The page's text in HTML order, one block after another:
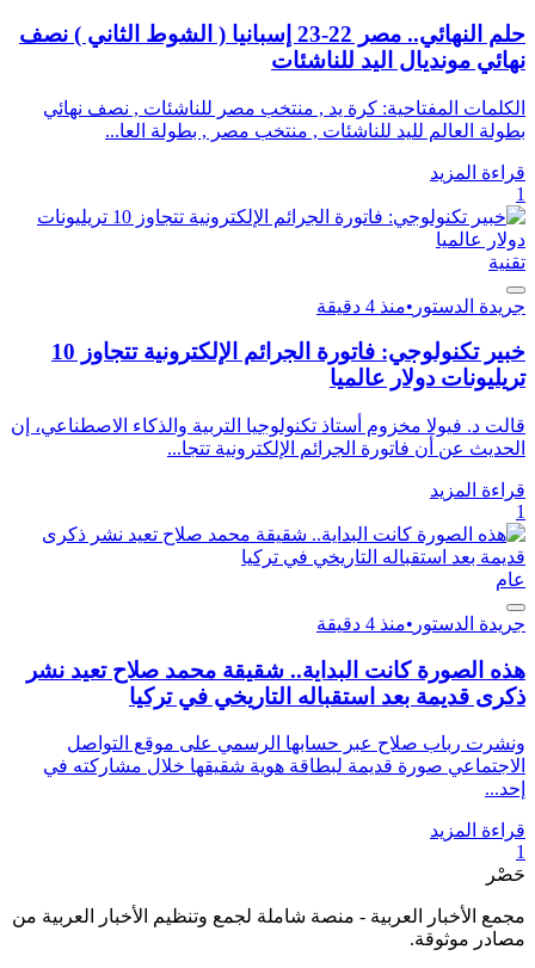
حلم النهائي.. مصر 22-23 إسبانيا ( الشوط الثاني ) نصف
نهائي مونديال اليد للناشئات
الكلمات المفتاحية: كرة يد , منتخب مصر للناشئات , نصف نهائي
بطولة العالم لليد للناشئات , منتخب مصر , بطولة العا...
قراءة المزيد
1
تقنية
جريدة الدستور •منذ 4 دقيقة
خبير تكنولوجي: فاتورة الجرائم الإلكترونية تتجاوز 10
تريليونات دولار عالميا
قالت د. فيولا مخزوم أستاذ تكنولوجيا التربية والذكاء الاصطناعي، إن
الحديث عن أن فاتورة الجرائم الإلكترونية تتجا...
قراءة المزيد
1
عام
جريدة الدستور •منذ 4 دقيقة
هذه الصورة كانت البداية.. شقيقة محمد صلاح تعيد نشر
ذكرى قديمة بعد استقباله التاريخي في تركيا
ونشرت رباب صلاح عبر حسابها الرسمي على موقع التواصل
الاجتماعي صورة قديمة لبطاقة هوية شقيقها خلال مشاركته في
إحد...
قراءة المزيد
1
حَصْر
مجمع الأخبار العربية - منصة شاملة لجمع وتنظيم الأخبار العربية من
مصادر موثوقة.